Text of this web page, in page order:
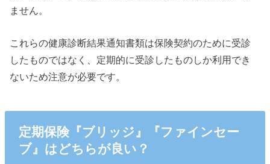
ません。
これらの健康診断結果通知書類は保険契約のために受診
したものではなく、定期的に受診したものしか利用でき
ないため注意が必要です。
定期保険『ブリッジ』『ファインセー
ブ』はどちらが良い？